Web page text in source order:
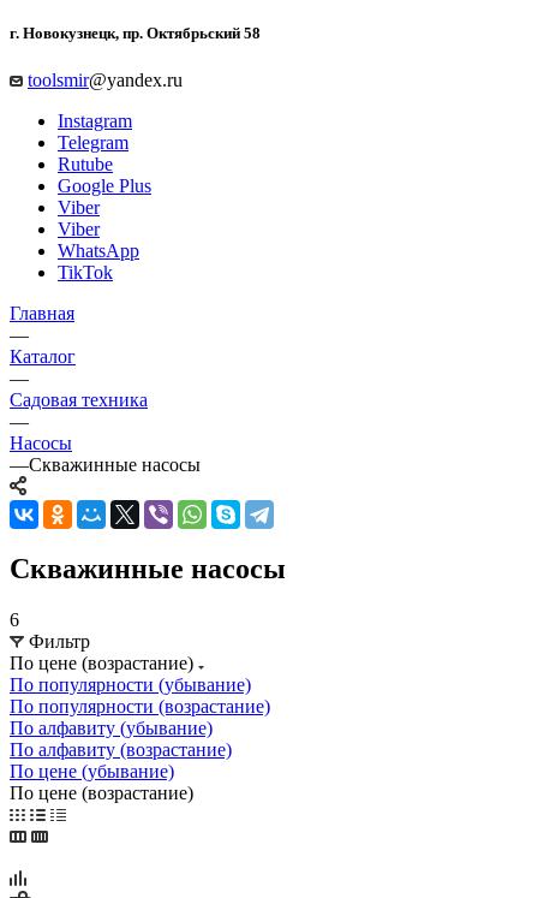
г. Новокузнецк, пр. Октябрьский 58
toolsmir@yandex.ru
Instagram
Telegram
Rutube
Google Plus
Viber
Viber
WhatsApp
TikTok
Главная
—
Каталог
—
Садовая техника
—
Насосы
—Скважинные насосы
Скважинные насосы
6
Фильтр
По цене (возрастание)
По популярности (убывание)
По популярности (возрастание)
По алфавиту (убывание)
По алфавиту (возрастание)
По цене (убывание)
По цене (возрастание)